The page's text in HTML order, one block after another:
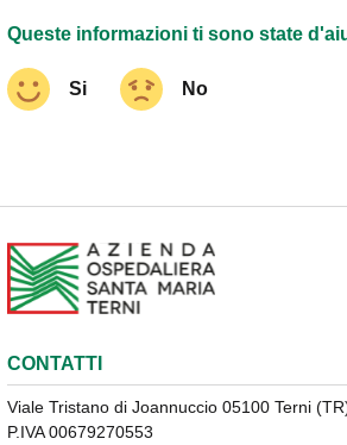
Queste informazioni ti sono state
Si No
CONTATTI
Viale Tristano di Joannuccio 05100 Terni
P.IVA 00679270553